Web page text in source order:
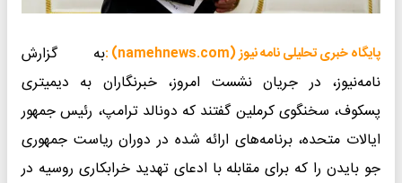
پایگاه خبری تحلیلی نامه نیوز (namehnews.com) :
به گزارش
نامه‌نیوز، در جریان نشست امروز، خبرنگاران به دیمیتری
پسکوف، سخنگوی کرملین گفتند که دونالد ترامپ، رئیس جمهور
ایالات متحده، برنامه‌های ارائه شده در دوران ریاست جمهوری
جو بایدن را که برای مقابله با ادعای تهدید خرابکاری روسیه در